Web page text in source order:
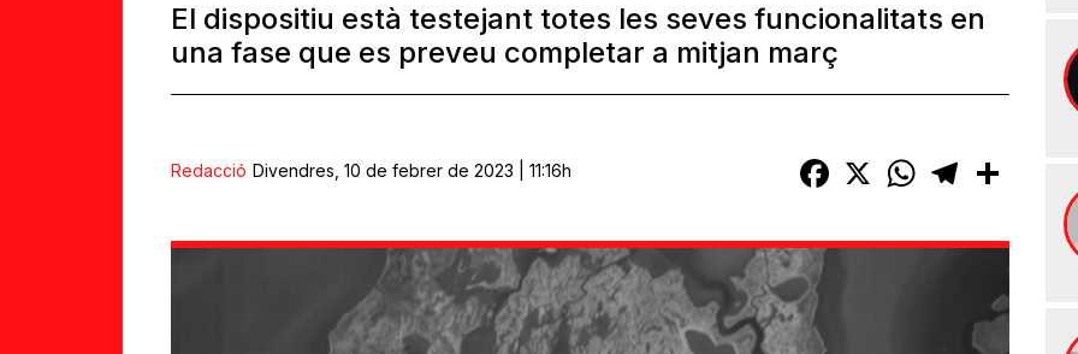
El dispositiu està testejant totes les seves funcionalitats en
una fase que es preveu completar a mitjan març
Redacció Divendres, 10 de febrer de 2023 | 11:16h Facebook
X WhatsAppTelegram